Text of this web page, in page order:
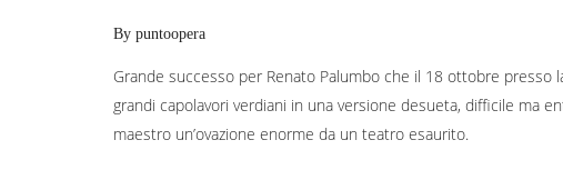
By puntoopera
Grande successo per Renato Palumbo che il 18 ottobre presso
grandi capolavori verdiani in una versione desueta, difficile ma
maestro un’ovazione enorme da un teatro esaurito.